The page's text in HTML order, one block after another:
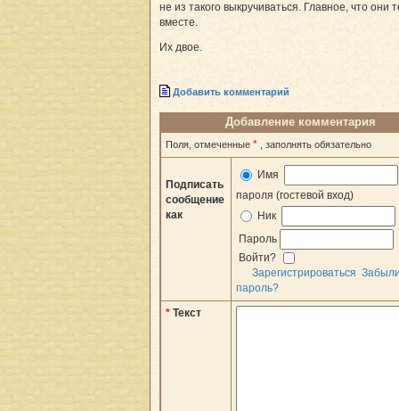
не из такого выкручиваться. Главное, что они
вместе.
Их двое.
Добавить комментарий
Добавление комментария
Поля, отмеченные * , заполнять обязательно
Подписать
сообщение
как
Имя
пароля (гостевой вход)
Ник
Пароль
Войти?
Зарегистрироваться
пароль?
* Текст